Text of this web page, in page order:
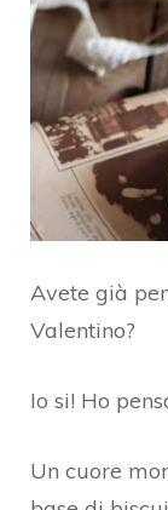
Avete già
Valentino?
Io si! Ho
Un cuore